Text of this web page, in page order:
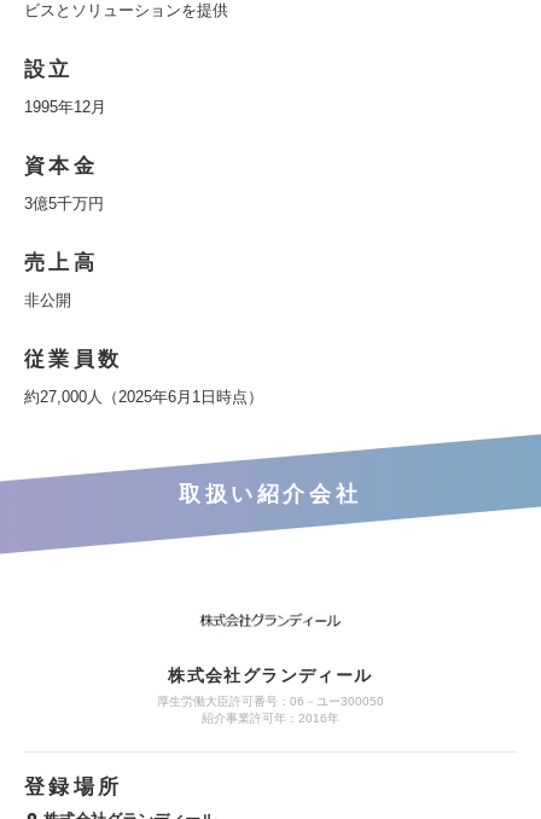
ビスとソリューションを提供
設立
1995年12月
資本金
3億5千万円
売上高
非公開
従業員数
約27,000人（2025年6月1日時点）
取扱い紹介会社
株式会社グランディール
厚生労働大臣許可番号：06－ユー300050
紹介事業許可年：2016年
登録場所